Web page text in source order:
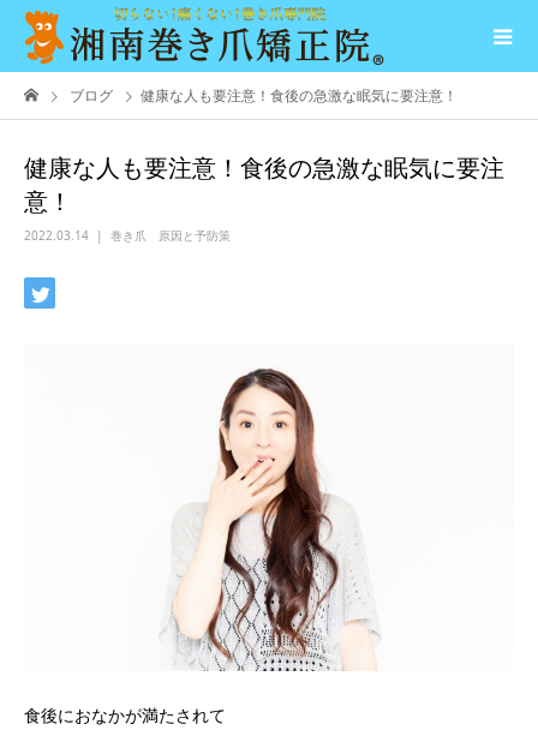
ブログ 健康な人も要注意！食後の急激な眠気に要注意！
健康な人も要注意！食後の急激な眠気に要注
意！
2022.03.14 巻き爪 原因と予防策
食後におなかが満たされて